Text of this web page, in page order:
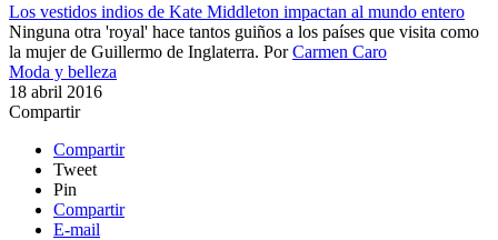
Los vestidos indios de Kate Middleton impactan al mundo entero
Ninguna otra 'royal' hace tantos guiños a los países que visita como
la mujer de Guillermo de Inglaterra. PorCarmen Caro
Moda y belleza
18 abril 2016
Compartir
Compartir
Tweet
Pin
Compartir
E-mail